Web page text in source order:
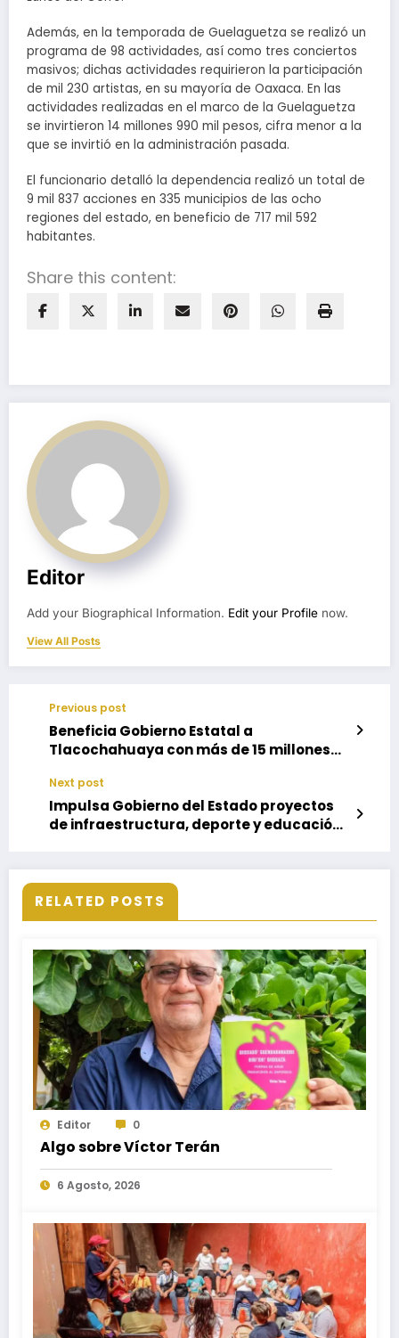
Además, en la temporada de Guelaguetza se realizó un
programa de 98 actividades, así como tres conciertos
masivos; dichas actividades requirieron la participación
de mil 230 artistas, en su mayoría de Oaxaca. En las
actividades realizadas en el marco de la Guelaguetza
se invirtieron 14 millones 990 mil pesos, cifra menor a la
que se invirtió en la administración pasada.
El funcionario detalló la dependencia realizó un total de
9 mil 837 acciones en 335 municipios de las ocho
regiones del estado, en beneficio de 717 mil 592
habitantes.
Share this content:
Editor
Add your Biographical Information. Edit your Profile now.
View All Posts
Previous post
Beneficia Gobierno Estatal a
Tlacochahuaya con más de 15 millones
Next post
Impulsa Gobierno del Estado proyectos
de infraestructura, deporte y educación
RELATED POSTS
Editor 0
Algo sobre Víctor Terán
6 Agosto, 2026